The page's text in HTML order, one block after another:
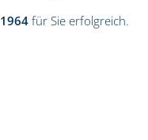
1964 für Sie erfolgreich.